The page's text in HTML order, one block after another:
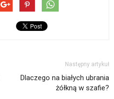
Następny artykuł
Dlaczego na białych ubrania
żółkną w szafie?